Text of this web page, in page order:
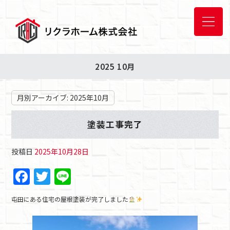
2025 10月
月別アーカイブ: 2025年10月
塗装工事完了
投稿日 2025年10月28日
F
a
c
T
w
itt
n
e
屯田にある住宅の屋根塗装が完了しました